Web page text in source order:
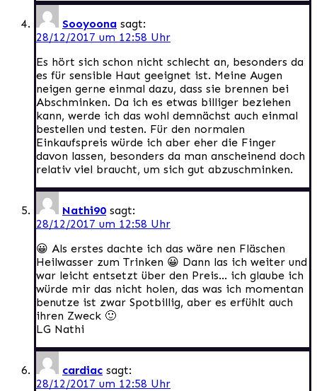
Sooyoona sagt:
28/12/2017 um 12:58 Uhr
Es hört sich schon nicht schlecht an, besonders da
es für sensible Haut geeignet ist. Meine Augen
neigen gerne einmal dazu, dass sie brennen bei
Abschminken. Da ich es etwas billiger beziehen
kann, werde ich das wohl demnächst auch einmal
bestellen und testen. Für den normalen
Einkaufspreis würde ich aber eher die Finger
davon lassen, besonders da man anscheinend doch
relativ viel braucht, um sich gut abzuschminken.
Nathi90 sagt:
28/12/2017 um 12:58 Uhr
😀 Als erstes dachte ich das wäre nen Fläschen
Heilwasser zum Trinken 😀 Dann las ich weiter und
war leicht entsetzt über den Preis… ich glaube ich
würde mir das nicht holen, das was ich momentan
benutze ist zwar Spotbillig, aber es erfühlt auch
ihren Zweck 🙂
LG Nathi
cardiac sagt:
28/12/2017 um 12:58 Uhr